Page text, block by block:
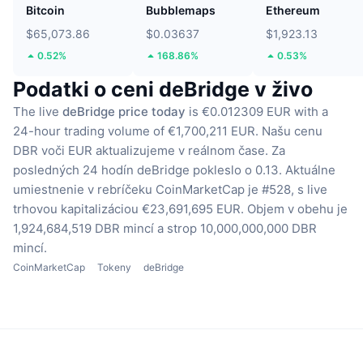
Bitcoin
$65,073.86
0.52%
Bubblemaps
$0.03637
168.86%
Ethereum
$1,923.13
0.53%
Podatki o ceni deBridge v živo
The live deBridge price today is €0.012309 EUR with a
24-hour trading volume of €1,700,211 EUR. Našu cenu
DBR voči EUR aktualizujeme v reálnom čase. Za
posledných 24 hodín deBridge pokleslo o 0.13. Aktuálne
umiestnenie v rebríčeku CoinMarketCap je #528, s live
trhovou kapitalizáciou €23,691,695 EUR. Objem v obehu je
1,924,684,519 DBR mincí a strop 10,000,000,000 DBR
mincí.
CoinMarketCap Tokeny deBridge